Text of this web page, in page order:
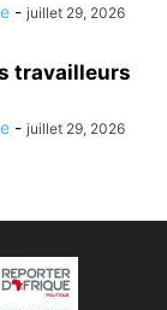
- juillet 29, 2026
travailleurs
- juillet 29, 2026